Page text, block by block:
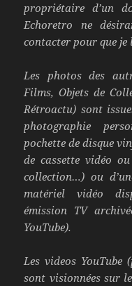
propriétaire d’un
Echoretro ne
contacter pour que je
Les photos des
Films, Objets de
Rétroactu) sont
photographie
pochette de disque
de cassette vidéo
collection…) ou
matériel vidéo
émission TV
YouTube).
Les videos
sont visionnées sur